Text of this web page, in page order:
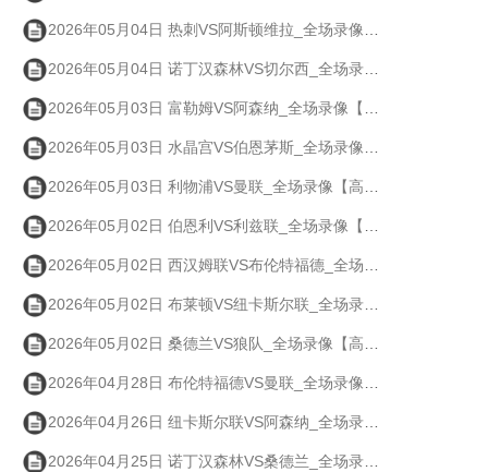
2026年05月04日 热刺VS阿斯顿维拉_全场录像【高清回放】
2026年05月04日 诺丁汉森林VS切尔西_全场录像【高清回放】
2026年05月03日 富勒姆VS阿森纳_全场录像【高清回放】
2026年05月03日 水晶宫VS伯恩茅斯_全场录像【高清回放】
2026年05月03日 利物浦VS曼联_全场录像【高清回放】
2026年05月02日 伯恩利VS利兹联_全场录像【高清回放】
2026年05月02日 西汉姆联VS布伦特福德_全场录像【高清回放】
2026年05月02日 布莱顿VS纽卡斯尔联_全场录像【高清回放】
2026年05月02日 桑德兰VS狼队_全场录像【高清回放】
2026年04月28日 布伦特福德VS曼联_全场录像【高清回放】
2026年04月26日 纽卡斯尔联VS阿森纳_全场录像【高清回放】
2026年04月25日 诺丁汉森林VS桑德兰_全场录像【高清回放】